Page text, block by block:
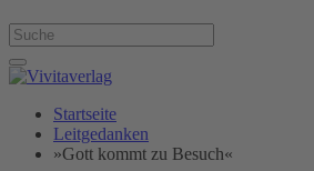
Startseite
Leitgedanken
»Gott kommt zu Besuch«